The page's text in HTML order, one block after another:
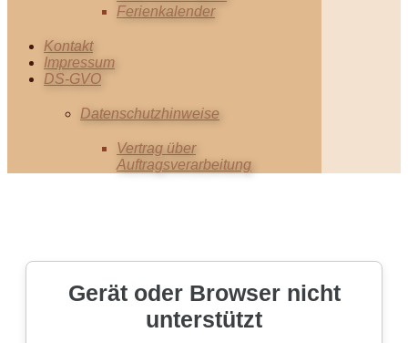
Ferienkalender
Kontakt
Impressum
DS-GVO
Datenschutzhinweise
Vertrag über
Auftragsverarbeitung